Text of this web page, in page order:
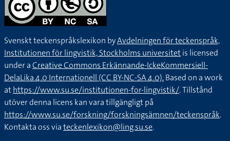
Svenskt teckenspråkslexikon byAvdelningen för teckenspråk,
Institutionen för lingvistik, Stockholms universitetis licensed
under aCreative Commons Erkännande-IckeKommersiell-
DelaLika 4.0 Internationell (CC BY-NC-SA 4.0).Based on a work
athttps://www.su.se/institutionen-for-lingvistik/. Tillstånd
utöver denna licens kan vara tillgängligt på
https://www.su.se/forskning/forskningsämnen/teckenspråk.
Kontakta oss viateckenlexikon@ling.su.se.